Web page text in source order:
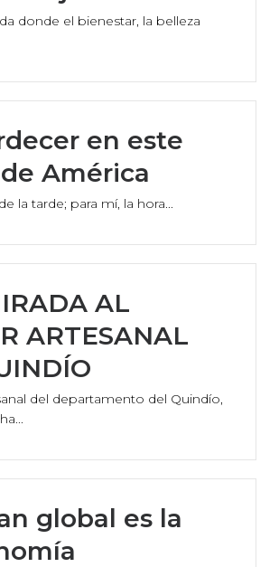
donde el bienestar, la belleza
en este
América
la tarde; para mí, la hora...
AL
ARTESANAL
del departamento del Quindío,
global es la